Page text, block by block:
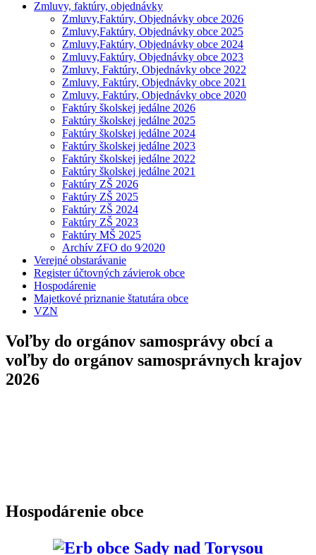
Zmluvy, faktúry, objednávky
Zmluvy,Faktúry, Objednávky obce 2026
Zmluvy,Faktúry, Objednávky obce 2025
Zmluvy,Faktúry, Objednávky obce 2024
Zmluvy,Faktúry, Objednávky obce 2023
Zmluvy, Faktúry, Objednávky obce 2022
Zmluvy, Faktúry, Objednávky obce 2021
Zmluvy, Faktúry, Objednávky obce 2020
Faktúry školskej jedálne 2026
Faktúry školskej jedálne 2025
Faktúry školskej jedálne 2024
Faktúry školskej jedálne 2023
Faktúry školskej jedálne 2022
Faktúry školskej jedálne 2021
Faktúry ZŠ 2026
Faktúry ZŠ 2025
Faktúry ZŠ 2024
Faktúry ZŠ 2023
Faktúry MŠ 2025
Archív ZFO do 9⁄2020
Verejné obstarávanie
Register účtovných závierok obce
Hospodárenie
Majetkové priznanie štatutára obce
VZN
Voľby do orgánov samosprávy obcí a
voľby do orgánov samosprávnych krajov
2026
Hospodárenie obce